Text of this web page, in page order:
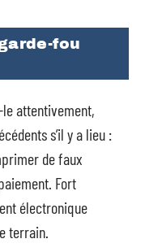
fou
attentivement,
s’il y a lieu :
de faux
Fort
électronique
terrain.